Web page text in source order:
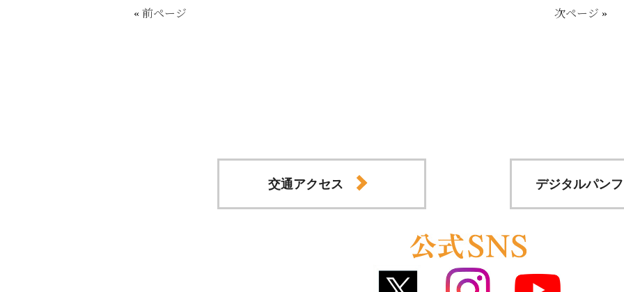
« 前ページ 次ページ »
交通アクセス デジタルパン